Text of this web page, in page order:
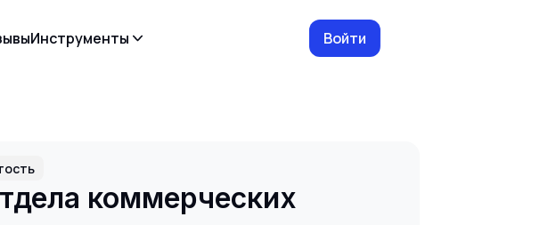
Инструменты Войти
коммерческих